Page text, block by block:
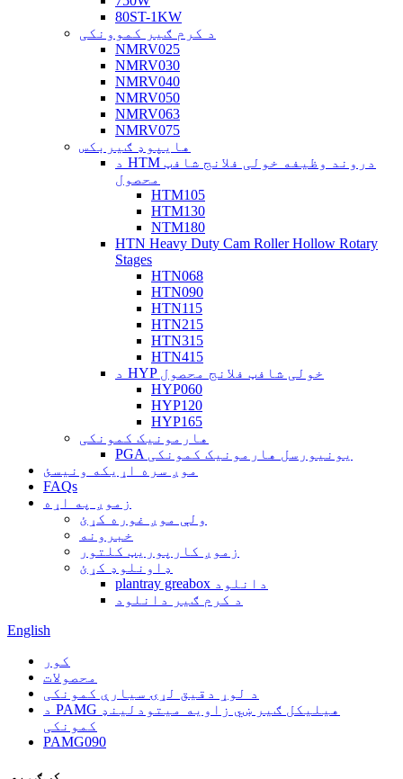
80ST-1KW
د کرم ګیر کموونکی
NMRV025
NMRV030
NMRV040
NMRV050
NMRV063
NMRV075
هایپوډ ګیربکس
د HTM دروند وظیفه خولی فلانج شافټ
محصول
HTM105
HTM130
NTM180
HTN Heavy Duty Cam Roller Hollow Rotary
Stages
HTN068
HTN090
HTN115
HTN215
HTN315
HTN415
د HYP خولی شافټ فلانج محصول
HYP060
HYP120
HYP165
هارمونیک کمونکی
PGA یونیورسل هارمونیک کمونکی
موږ سره اړیکه ونیسئ
FAQs
زموږ په اړه
ولې موږ غوره کړئ
خبرونه
زموږ کارپوریټ کلتور
ډاونلوډ کړئ
plantray greabox دانلود
د کرم ګیر دانلود
English
کور
محصولات
د لوړ دقیق لړۍ سیارې کمونکی
د PAMG هیلیکل ګیر ښي زاویه میتودلینډ
کمونکی
PAMG090